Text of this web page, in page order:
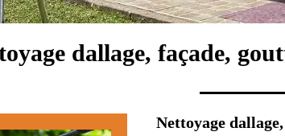
dallage, façade,
Nettoyage